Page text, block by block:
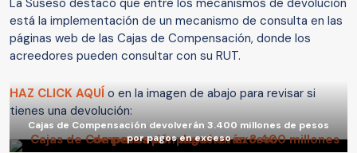
La Suseso destacó que entre los mecanismos de devolución
está la implementación de un mecanismo de consulta en las
páginas web de las Cajas de Compensación, donde los
acreedores pueden consultar con su RUT.
HAZ CLICK AQUÍ o en la imagen de abajo para revisar si
tienes una devolución:
Cajas de Compensación devolverán 3.400 millones de pesos
por pagos en exceso